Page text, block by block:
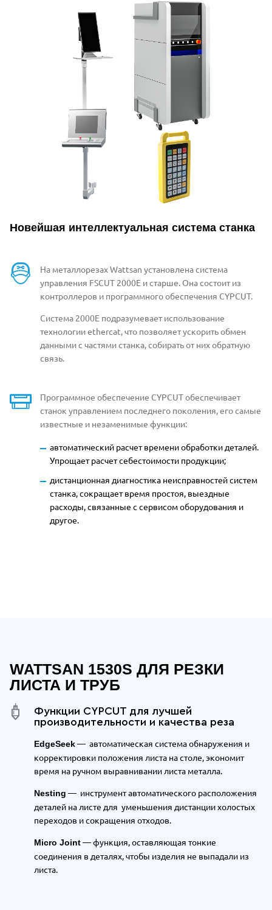
Новейшая интеллектуальная система станка
На металлорезах Wattsan установлена система
управления FSCUT 2000E и старше. Она состоит из
контроллеров и программного обеспечения CYPCUT.
Система 2000Е подразумевает использование
технологии ethercat, что позволяет ускорить обмен
данными с частями станка, собирать от них обратную
связь.
Программное обеспечение СYPCUT обеспечивает
станок управлением последнего поколения, его самые
известные и незаменимые функции:
автоматический расчет времени обработки деталей.
Упрощает расчетсебестоимости продукции;
дистанционная диагностика неисправностей систем
станка, сокращает время простоя, выездные
расходы, связанные с сервисом оборудования и
другое.
WATTSAN 1530S ДЛЯ РЕЗКИ
ЛИСТА И ТРУБ
Функции СYPCUT для лучшей
производительности и качества реза
EdgeSeek— автоматическая система обнаружения и
корректировки положения листа на столе, экономит
время на ручном выравнивании листа металла.
Nesting — инструмент автоматического расположения
деталей на листе для уменьшения дистанции холостых
переходов и сокращения отходов.
Micro Joint— функция, оставляющая тонкие
соединения в деталях, чтобы изделия не выпадали из
листа.